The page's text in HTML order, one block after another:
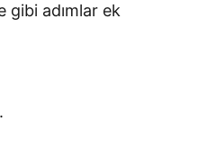
gibi adımlar ek